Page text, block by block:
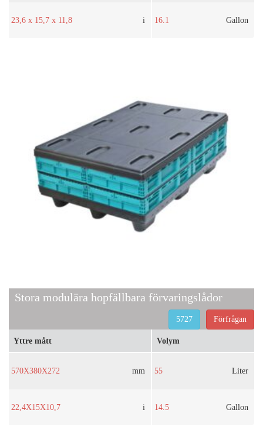
23,6 x 15,7 x 11,8 i 16.1 Gallon
Stora modulära hopfällbara förvaringslådor
Förfrågan
5727
Yttre mått
570X380X272 mm
22,4X15X10,7 i
Volym
55 Liter
14.5 Gallon